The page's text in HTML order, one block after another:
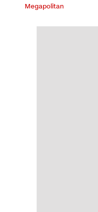
Megapolitan